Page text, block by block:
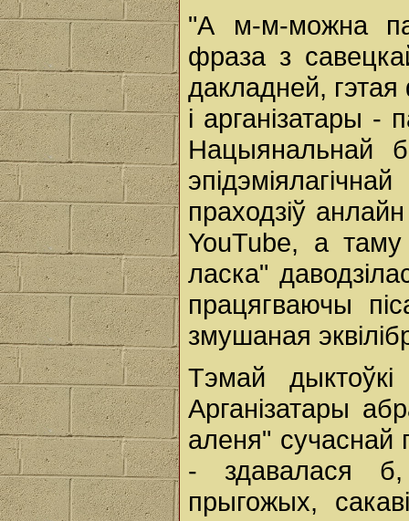
"А м-м-можна
фраза з
дакладней, гэтая
і арганізатары -
Нацыянальнай
праходзіў
YouTube, а
ласка"
працягваючы
змушаная
Тэмай
Арганізатары
аленя" сучаснай
- здавалася
прыгожых,